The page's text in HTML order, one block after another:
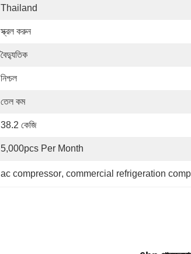
Thailand
স্ক্রল করুন
বৈদ্যুতিক
নিশ্চল
তেল কম
38.2 কেজি
5,000pcs Per Month
ac compressor, commercial refrigeration